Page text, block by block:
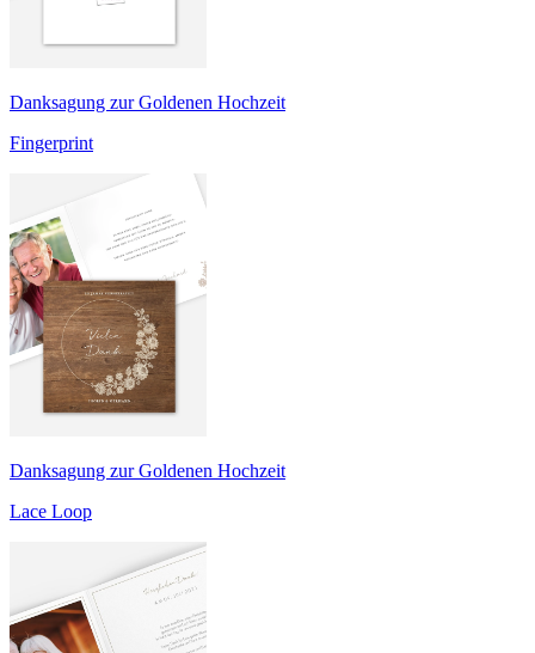
Danksagung zur Goldenen Hochzeit
Fingerprint
Danksagung zur Goldenen Hochzeit
Lace Loop